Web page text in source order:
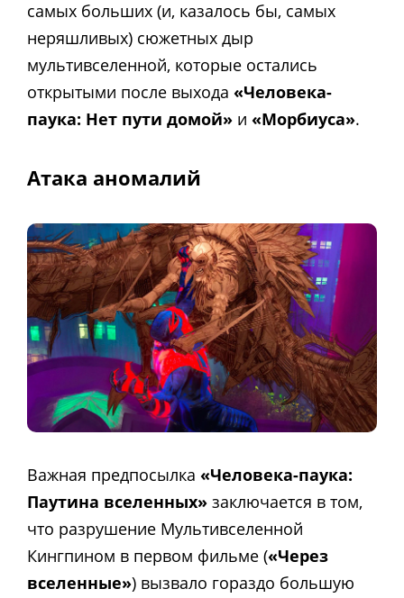
самых больших (и, казалось бы, самых
неряшливых) сюжетных дыр
мультивселенной, которые остались
открытыми после выхода «Человека-
паука: Нет пути домой» и «Морбиуса».
Атака аномалий
Важная предпосылка «Человека-паука:
Паутина вселенных» заключается в том,
что разрушение Мультивселенной
Кингпином в первом фильме («Через
вселенные») вызвало гораздо большую